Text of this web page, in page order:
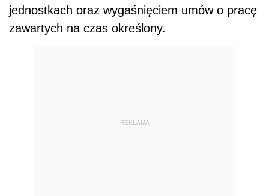
jednostkach oraz wygaśnięciem umów o pracę
zawartych na czas określony.
REKLAMA